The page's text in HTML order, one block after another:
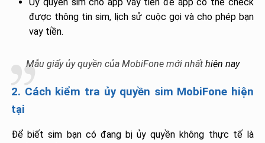
được thông tin sim, lịch sử cuộc gọi và cho phép bạn
vay tiền.
Mẫu giấy ủy quyền của MobiFone mới nhất hiện nay
2. Cách kiểm tra ủy quyền sim MobiFone hiện
tại
Để biết sim bạn có đang bị ủy quyền không thực tế là